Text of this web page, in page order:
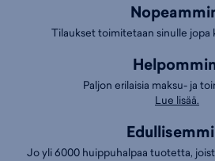
Tilaukset toimitetaan sinulle jopa
Paljon erilaisia maksu- ja
Lue lisää.
Jo yli 6000 huippuhalpaa tuotetta,